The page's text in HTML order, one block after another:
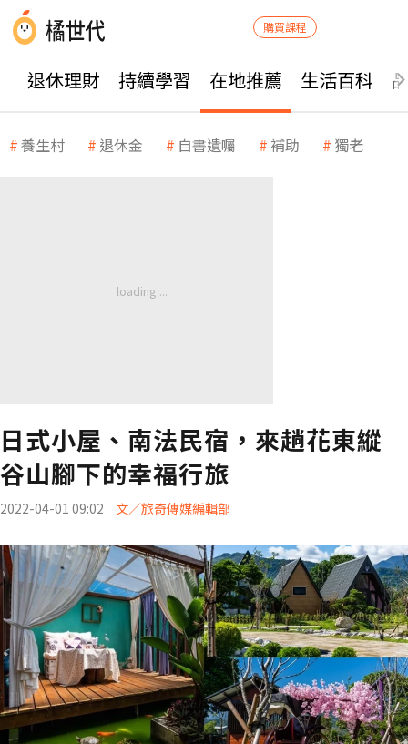
購買課程
退休理財 持續學習 在地推薦 生活百科
養生村 退休金 自書遺囑 補助 獨老
日式小屋、南法民宿，來趟花東縱
谷山腳下的幸福行旅
2022-04-01 09:02 文／旅奇傳媒編輯部